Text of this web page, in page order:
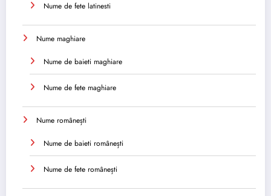
Nume de fete latinesti
Nume maghiare
Nume de baieti maghiare
Nume de fete maghiare
Nume românești
Nume de baieti românești
Nume de fete românești